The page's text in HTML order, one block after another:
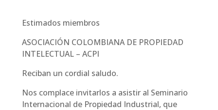
Estimados miembros
ASOCIACIÓN COLOMBIANA DE PROPIEDAD
INTELECTUAL – ACPI
Reciban un cordial saludo.
Nos complace invitarlos a asistir al Seminario
Internacional de Propiedad Industrial, que